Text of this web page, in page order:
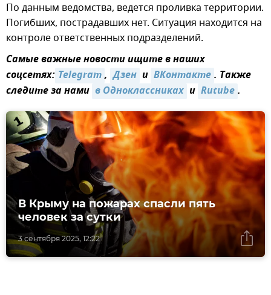
По данным ведомства, ведется проливка территории.
Погибших, пострадавших нет. Ситуация находится на
контроле ответственных подразделений.
Самые важные новости ищите в наших
соцсетях: Telegram, Дзен и ВКонтакте. Также
следите за нами в Одноклассниках и Rutube.
3 сентября 2025, 12:22
В Крыму на пожарах спасли пять
человек за сутки